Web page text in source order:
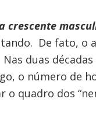
crescente
De fato, o
Nas duas
o número de
o quadro dos